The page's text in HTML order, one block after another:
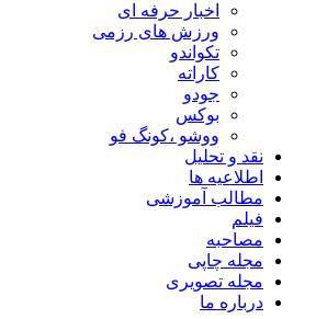
اخبار حرفه ای
ورزش های رزمی
تکواندو
کاراته
جودو
بوکس
ووشو ،کونگ فو
نقد و تحلیل
اطلاعیه ها
مطالب آموزشی
فیلم
مصاحبه
مجله چاپی
مجله تصویری
درباره ما